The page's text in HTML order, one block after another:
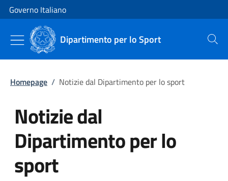
Vai al contenuto
Vai alla navigazione del sito
Governo Italiano
Dipartimento per lo Sport Cerca
Homepage / Notizie dal Dipartimento per lo sport
Notizie dal
Dipartimento per lo
sport